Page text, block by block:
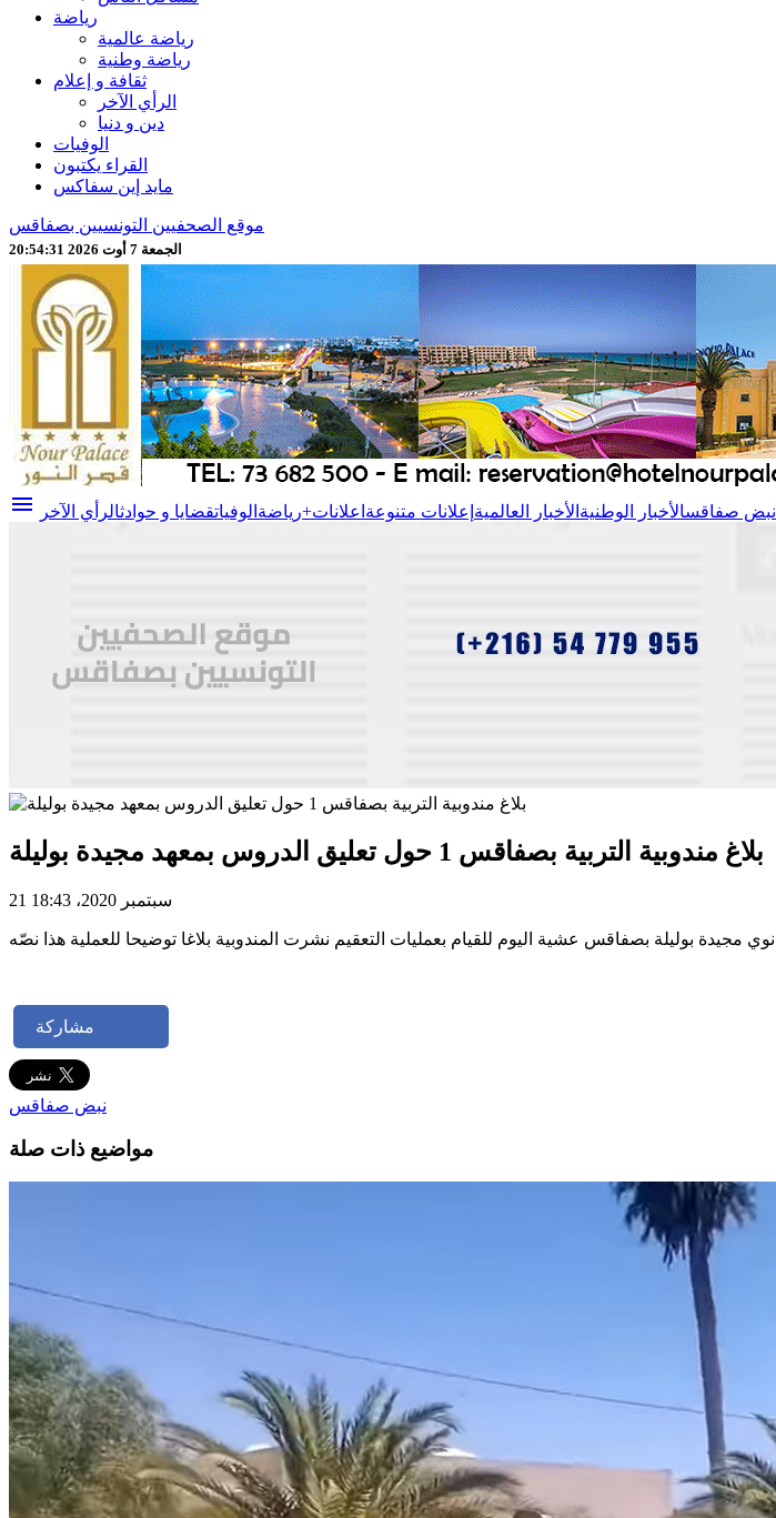
رياضة
رياضة عالمية
رياضة وطنية
ثقافة و إعلام
الرأي الآخر
دين و دنيا
الوفيات
القراء يكتبون
مايد إين سفاكس
موقع الصحفيين التونسيين بصفاقس
الجمعة 7 أوت 2026 20:54:33
menu نبض صفاقسالأخبار الوطنية الأخبار العالمية إعلانات متنوعة اعلانات+رياضة الوفياتقضايا و حوادثالرأي الآخر
بلاغ مندوبية التربية بصفاقس 1 حول تعليق الدروس بمعهد مجيدة بوليلة
21 سبتمبر 2020، 18:43
مشاركة
نبض صفاقس
مواضيع ذات صلة